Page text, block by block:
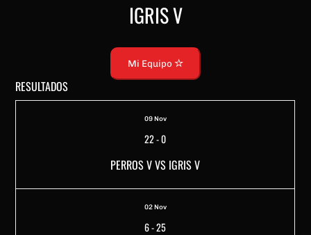
IGRIS V
Mi Equipo
RESULTADOS
09 Nov
22-0
PERROS V VS IGRIS V
02 Nov
6-25